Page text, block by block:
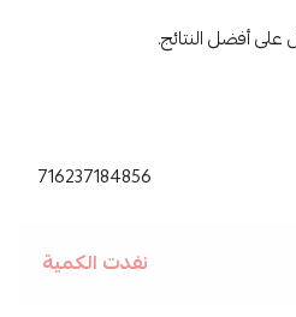
أفضل النتائج.
716237184856
نفدت الكمية